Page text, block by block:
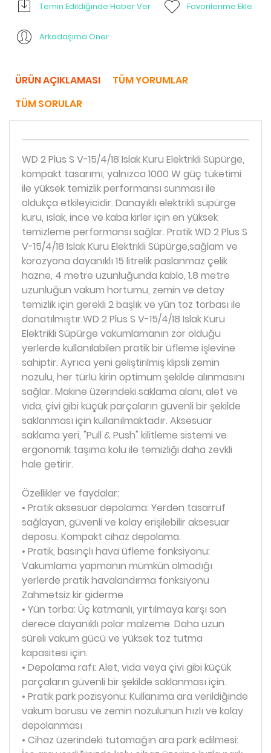
Temin Edildiğinde Haber Ver Favorilerime Ekle
Arkadaşıma Öner
ÜRÜN AÇIKLAMASI
TÜM YORUMLAR
TÜM SORULAR
WD 2 Plus S V-15/4/18 Islak Kuru Elektrikli Süpürge,
kompakt tasarımı, yalnızca 1000 W güç tüketimi
ile yüksek temizlik performansı sunması ile
oldukça etkileyicidir. Danayıklı elektrikli süpürge
kuru, ıslak, ince ve kaba kirler için en yüksek
temizleme performansı sağlar. Pratik WD 2 Plus S
V-15/4/18 Islak Kuru Elektrikli Süpürge,sağlam ve
korozyona dayanıklı 15 litrelik paslanmaz çelik
hazne, 4 metre uzunluğunda kablo, 1.8 metre
uzunluğun vakum hortumu, zemin ve detay
temizlik için gerekli 2 başlık ve yün toz torbası ile
donatılmıştır.WD 2 Plus S V-15/4/18 Islak Kuru
Elektrikli Süpürge vakumlamanın zor olduğu
yerlerde kullanılabilen pratik bir üfleme işlevine
sahiptir. Ayrıca yeni geliştirilmiş klipsli zemin
nozulu, her türlü kirin optimum şekilde alınmasını
sağlar. Makine üzerindeki saklama alanı, alet ve
vida, çivi gibi küçük parçaların güvenli bir şekilde
saklanması için kullanılmaktadır. Aksesuar
saklama yeri, "Pull & Push" kilitleme sistemi ve
ergonomik taşıma kolu ile temizliği daha zevkli
hale getirir.
Özellikler ve faydalar:
• Pratik aksesuar depolama: Yerden tasarruf
sağlayan, güvenli ve kolay erişilebilir aksesuar
deposu. Kompakt cihaz depolama.
• Pratik, basınçlı hava üfleme fonksiyonu:
Vakumlama yapmanın mümkün olmadığı
yerlerde pratik havalandırma fonksiyonu
Zahmetsiz kir giderme
• Yün torba: Üç katmanlı, yırtılmaya karşı son
derece dayanıklı polar malzeme. Daha uzun
süreli vakum gücü ve yüksek toz tutma
kapasitesi için.
• Depolama rafı: Alet, vida veya çivi gibi küçük
parçaların güvenli bir şekilde saklanması için.
• Pratik park pozisyonu: Kullanıma ara verildiğinde
vakum borusu ve zemin nozulunun hızlı ve kolay
depolanması
• Cihaz üzerindeki tutamağın ara park edilmesi: